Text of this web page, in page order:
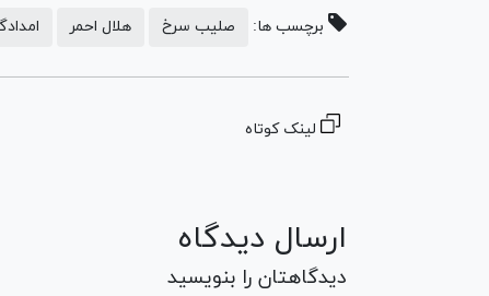
برچسب ها: صلیب سرخ هلال احمر
لینک کوتاه
ارسال دیدگاه
دیدگاهتان را بنویسید